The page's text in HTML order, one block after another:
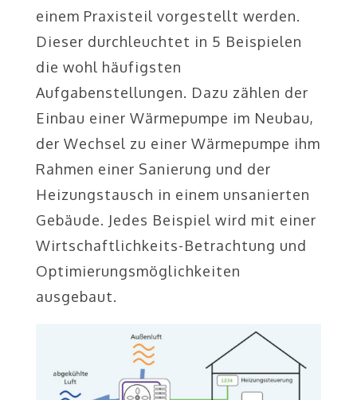
einem Praxisteil vorgestellt werden.
Dieser durchleuchtet in 5 Beispielen
die wohl häufigsten
Aufgabenstellungen. Dazu zählen der
Einbau einer Wärmepumpe im Neubau,
der Wechsel zu einer Wärmepumpe ihm
Rahmen einer Sanierung und der
Heizungstausch in einem unsanierten
Gebäude. Jedes Beispiel wird mit einer
Wirtschaftlichkeits-Betrachtung und
Optimierungsmöglichkeiten
ausgebaut.